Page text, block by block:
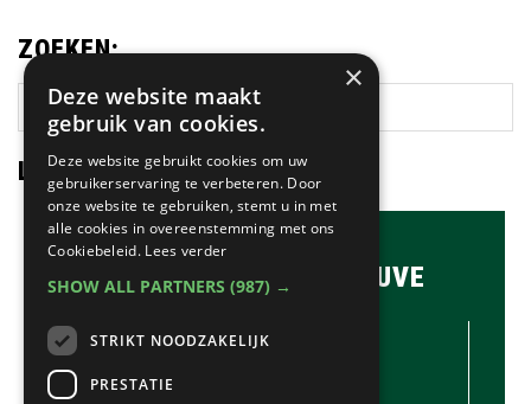
ZOEKEN:
Zoek
op
deze
website
LAATSTE NIEUWS:
BRASSERIE & BAR MAUVE
CONTACTGEGEVENS //
×
Deze website maakt
gebruik van cookies.
Deze website gebruikt cookies om uw
gebruikerservaring te verbeteren. Door
onze website te gebruiken, stemt u in met
alle cookies in overeenstemming met ons
Cookiebeleid. Lees verder
SHOW ALL PARTNERS (987) →
STRIKT NOODZAKELIJK
PRESTATIE